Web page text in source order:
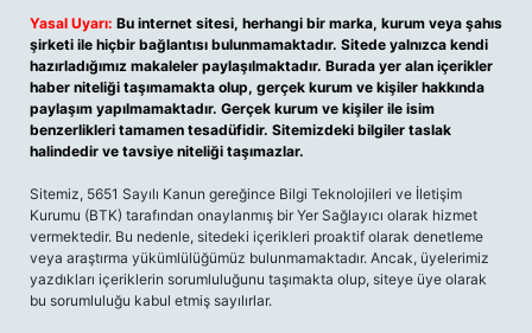
Yasal Uyarı: Bu internet sitesi, herhangi bir marka, kurum veya şahıs
şirketi ile hiçbir bağlantısı bulunmamaktadır. Sitede yalnızca kendi
hazırladığımız makaleler paylaşılmaktadır. Burada yer alan içerikler
haber niteliği taşımamakta olup, gerçek kurum ve kişiler hakkında
paylaşım yapılmamaktadır. Gerçek kurum ve kişiler ile isim
benzerlikleri tamamen tesadüfidir. Sitemizdeki bilgiler taslak
halindedir ve tavsiye niteliği taşımazlar.
Sitemiz, 5651 Sayılı Kanun gereğince Bilgi Teknolojileri ve İletişim
Kurumu (BTK) tarafından onaylanmış bir Yer Sağlayıcı olarak hizmet
vermektedir. Bu nedenle, sitedeki içerikleri proaktif olarak denetleme
veya araştırma yükümlülüğümüz bulunmamaktadır. Ancak, üyelerimiz
yazdıkları içeriklerin sorumluluğunu taşımakta olup, siteye üye olarak
bu sorumluluğu kabul etmiş sayılırlar.